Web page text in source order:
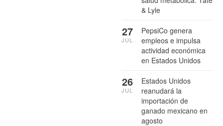
& Lyle
PepsiCo genera
empleos e impulsa
actividad económica
en Estados Unidos
27
JUL
Estados Unidos
reanudará la
importación de
ganado mexicano en
agosto
26
JUL